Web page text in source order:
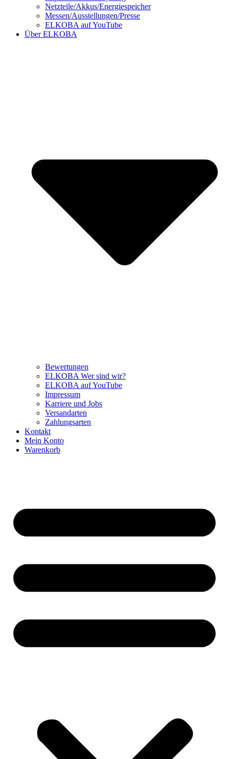
Netzteile/Akkus/Energiespeicher
Messen/Ausstellungen/Presse
ELKOBA auf YouTube
Über ELKOBA
Bewertungen
ELKOBA Wer sind wir?
ELKOBA auf YouTube
Impressum
Karriere und Jobs
Versandarten
Zahlungsarten
Kontakt
Mein Konto
Warenkorb